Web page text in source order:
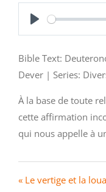
Play
Bible Text:
Dever | Series:
À la base de toute
cette affirmation
qui nous appelle à
« Le vertige et la